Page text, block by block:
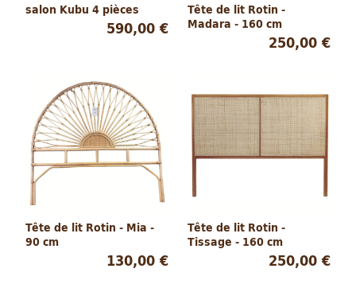
salon Kubu 4 pièces
590,00 €
Tête de lit Rotin -
Madara - 160 cm
250,00 €
Tête de lit Rotin - Mia -
90 cm
130,00 €
Tête de lit Rotin -
Tissage - 160 cm
250,00 €